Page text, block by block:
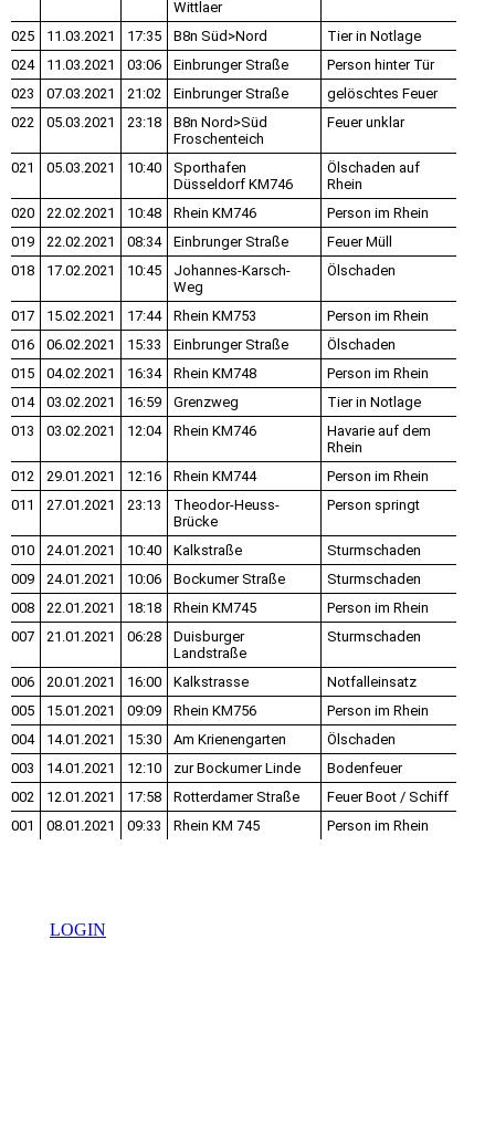
Wittlaer
025 11.03.2021 17:35 B8n Süd>Nord
Tier in Notlage
024
11.03.2021 03:06 Einbrunger Straße
Person hinter Tür
023
07.03.2021 21:02 Einbrunger Straße
gelöschtes Feuer
022
05.03.2021 23:18
B8n Nord>Süd
Froschenteich
Feuer unklar
021 05.03.2021 10:40
Sporthafen
Düsseldorf KM746
Ölschaden auf
Rhein
020
22.02.2021 10:48 Rhein KM746
Person im Rhein
019
22.02.2021 08:34 Einbrunger Straße
Feuer Müll
018
17.02.2021 10:45
Johannes-Karsch-
Weg
Ölschaden
017 15.02.2021 17:44 Rhein KM753
Person im Rhein
016
06.02.2021 15:33 Einbrunger Straße
Ölschaden
015
04.02.2021 16:34 Rhein KM748
Person im Rhein
014
03.02.2021 16:59 Grenzweg
Tier in Notlage
013
03.02.2021 12:04 Rhein KM746
Havarie auf dem
Rhein
012
29.01.2021 12:16 Rhein KM744
Person im Rhein
011
27.01.2021 23:13
Theodor-Heuss-
Brücke
Person springt
010 24.01.2021 10:40 Kalkstraße
Sturmschaden
009
24.01.2021 10:06 Bockumer Straße
Sturmschaden
008
22.01.2021 18:18 Rhein KM745
Person im Rhein
007
21.01.2021 06:28
Duisburger
Landstraße
Sturmschaden
006 20.01.2021 16:00 Kalkstrasse
Notfalleinsatz
005
15.01.2021 09:09 Rhein KM756
Person im Rhein
004
14.01.2021 15:30 Am Krienengarten
Ölschaden
003
14.01.2021 12:10 zur Bockumer Linde
Bodenfeuer
002
12.01.2021 17:58 Rotterdamer Straße
Feuer Boot / Schiff
001
08.01.2021 09:33 Rhein KM 745 Person im Rhein
LOGIN